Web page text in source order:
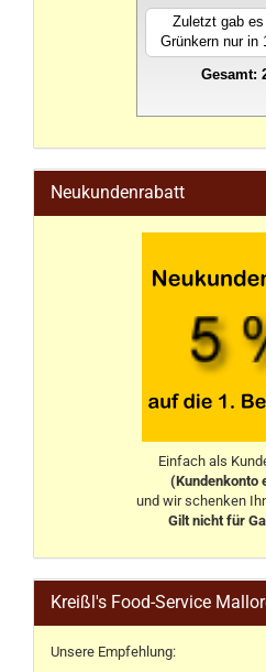
Zuletzt gab
Grünkern nur in
Gesamt:
Neukundenrabatt
Einfach als
(Kundenkonto
und wir schenken
Gilt nicht für
Kreißl's Food-Service
Unsere Empfehlung: